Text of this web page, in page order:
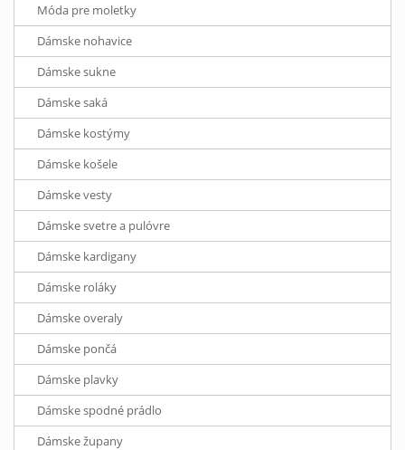
Móda pre moletky
Dámske nohavice
Dámske sukne
Dámske saká
Dámske kostýmy
Dámske košele
Dámske vesty
Dámske svetre a pulóvre
Dámske kardigany
Dámske roláky
Dámske overaly
Dámske pončá
Dámske plavky
Dámske spodné prádlo
Dámske župany